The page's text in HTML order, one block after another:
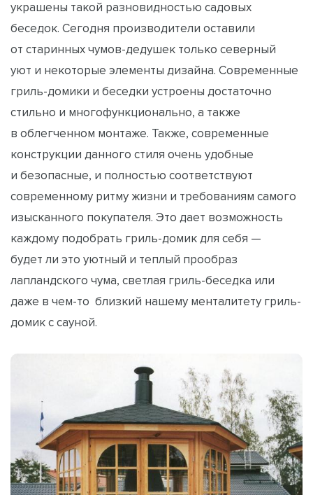
украшены такой разновидностью садовых
беседок. Сегодня производители оставили
от старинных чумов-дедушек только северный
уют и некоторые элементы дизайна. Современные
гриль-домики и беседки устроены достаточно
стильно и многофункционально, а также
в облегченном монтаже. Также, современные
конструкции данного стиля очень удобные
и безопасные, и полностью соответствуют
современному ритму жизни и требованиям самого
изысканного покупателя. Это дает возможность
каждому подобрать гриль-домик для себя —
будет ли это уютный и теплый прообраз
лапландского чума, светлая гриль-беседка или
даже в чем-то близкий нашему менталитету гриль-
домик с сауной.